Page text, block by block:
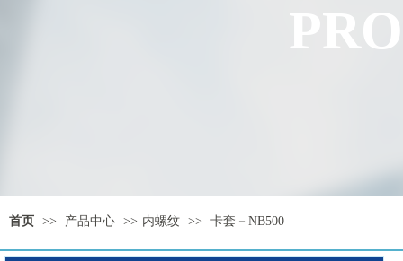
首页 >> 产品中心 >> 内螺纹 >> 卡套－NB500